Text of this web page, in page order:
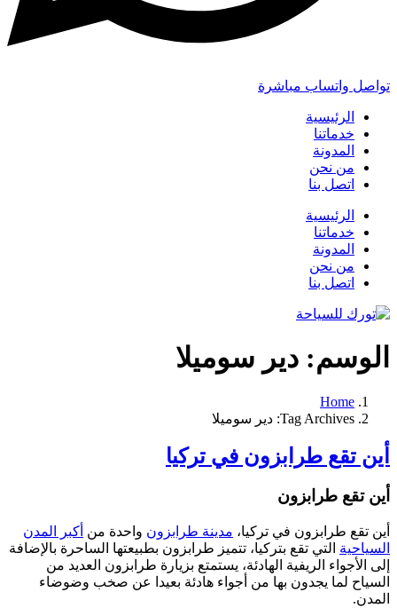
تواصل واتساب مباشرة
الرئيسية
خدماتنا
المدونة
من نحن
اتصل بنا
الرئيسية
خدماتنا
المدونة
من نحن
اتصل بنا
الوسم: دير سوميلا
Home
Tag Archives: دير سوميلا
أين تقع طرابزون في تركيا
أين تقع طرابزون
أين تقع طرابزون في تركيا، مدينة طرابزون واحدة من أكبر المدن
السياحية التي تقع بتركيا، تتميز طرابزون بطبيعتها الساحرة بالإضافة
إلى الأجواء الريفية الهادئة، يستمتع بزيارة طرابزون العديد من
السياح لما يجدون بها من أجواء هادئة بعيدا عن صخب وضوضاء
المدن.